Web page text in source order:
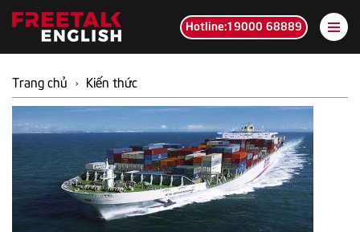
Hotline:19000 68889
Trang chủ › Kiến thức